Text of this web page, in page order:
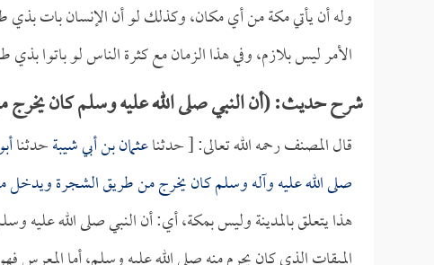
وله أن يأتي مكة من أي مكان، وكذلك لو أن الإنسان بات
الأمر ليس بلازم، وفي هذا الزمان مع كثرة الناس لو باتوا
شرح حديث: (أن النبي صلى الله عليه وسلم كان
قال المصنف رحمه الله تعالى: [ حدثناعثمان بن أبي شيبةحدثنا
صلى الله عليه وآله وسلم كان يخرج من طريق الشجرة
هذا يتعلق بالمدينة وليس بمكة، أي: أن النبي صلى الله